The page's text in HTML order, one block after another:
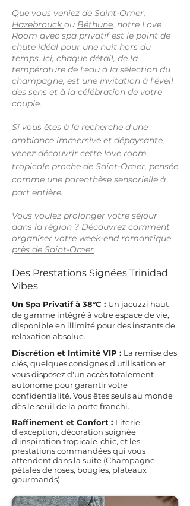
Que vous veniez de Saint-Omer,
Hazebrouckou Béthune, notre Love
Room avec spa privatif est le point de
chute idéal pour une nuit hors du
temps. Ici, chaque détail, de la
température de l'eau à la sélection du
champagne, est une invitation à l'éveil
des sens et à la célébration de votre
couple.
Si vous êtes à la recherche d'une
ambiance immersive et dépaysante,
venez découvrir cette love room
tropicale proche de Saint-Omer, pensée
comme une parenthèse sensorielle à
part entière.
Vous voulez prolonger votre séjour
dans la région ? Découvrez comment
organiser votre week-end romantique
près de Saint-Omer.
Des Prestations Signées Trinidad
Vibes
Un Spa Privatif à 38°C : Un jacuzzi haut
de gamme intégré à votre espace de vie,
disponible en illimité pour des instants de
relaxation absolue.
Discrétion et Intimité VIP : La remise des
clés, quelques consignes d'utilisation et
vous disposez d'un accès totalement
autonome pour garantir votre
confidentialité. Vous êtes seuls au monde
dès le seuil de la porte franchi.
Raffinement et Confort : Literie
d’exception, décoration soignée
d'inspiration tropicale-chic, et les
prestations commandées qui vous
attendent dans la suite (Champagne,
pétales de roses, bougies, plateaux
gourmands)